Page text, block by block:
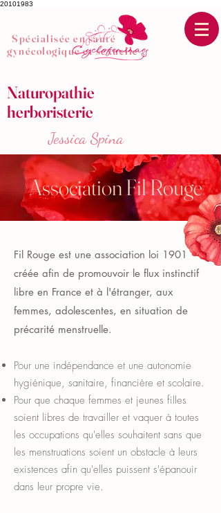
20101983
Spécialisée en santé
gynécologique et sexuelle
Naturopathie
herboristerie
Jessica Spina
Association Fil Rouge
Fil Rouge est une association loi 1901
créée afin de promouvoir le flux instinctif
libre en France et à l'étranger, aux
femmes, adolescentes, en situation de
précarité menstruelle.
Pour une indépendance et une autonomie
hygiénique, sanitaire, financière et scolaire.
Pour que chaque femmes et jeunes filles
soient libres de travailler et vaquer à toutes
les occupations qu'elles souhaitent sans que
les menstruations soient un obstacle à leurs
existences afin qu'elles puissent s'épanouir
dans leur propre vie.